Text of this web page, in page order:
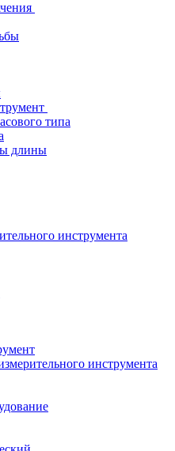
типа
длины
инструмента
инструмента